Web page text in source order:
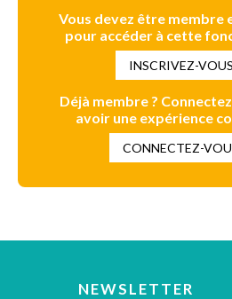
Vous devez être membre
pour accéder à cette
INSCRIVEZ-VOUS
Déjà membre ?
avoir une expérience
CONNECTEZ-
NEWSLETTER